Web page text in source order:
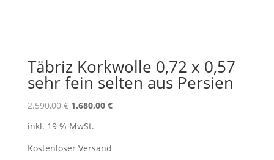
Täbriz Korkwolle 0,72 x 0,57
sehr fein selten aus Persien
2.590,00€ Ursprünglicher
war:
2.590,00 €
1.680,00 €Aktueller
inkl. 19 % MwSt.
Kostenloser Versand